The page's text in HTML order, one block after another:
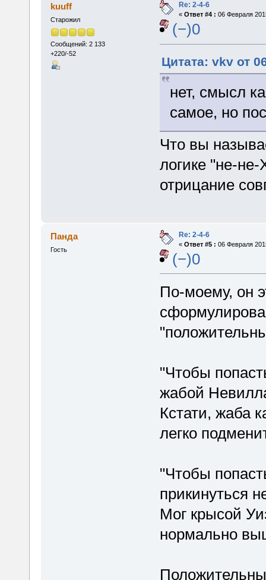
kuuff
Старожил
Сообщений: 2 133
+220/-52
Re: 2-4-6
« Ответ #4 : 06 Февраля
(−)0
Цитата: vkv от
нет, смысл
самое, но
Что вы
логике "не-
отрицание
Панда
Гость
Re: 2-4-6
« Ответ #5 : 06 Февраля
(−)0
По-моему, он
"Чтобы
жабой
Кстати, жаба
легко
"Чтобы
прикинуться
Мог крысой
нормально